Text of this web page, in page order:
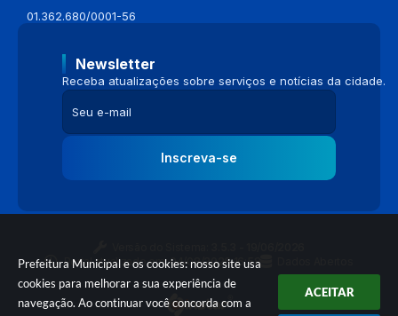
Prefeitura Municipal e os cookies: nosso site usa
cookies para melhorar a sua experiência de
navegação. Ao continuar você concorda com a
ACEITAR
01.362.680/0001-56
Newsletter
Receba atualizações sobre serviços e notícias da cidade.
Inscreva-se
Portal atualizado em:04/08/2026 16:58